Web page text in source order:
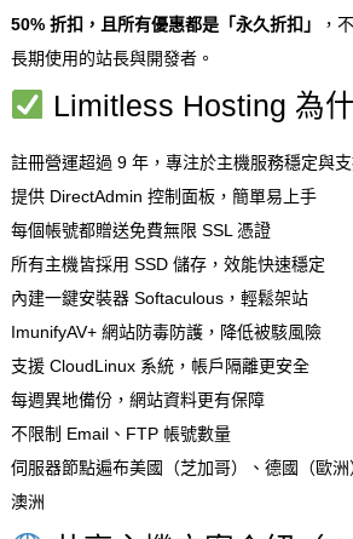
50% 折扣，且所有優惠都是「永久折扣」
，
長期使用的站長與開發者。
Limitless Hosting 為
註冊營運超過 9 年，專注於主機服務穩定與
提供 DirectAdmin 控制面板，簡單易上手
每個帳號都贈送免費無限 SSL 憑證
所有主機皆採用 SSD 儲存，效能快速穩定
內建一鍵安裝器 Softaculous，輕鬆架站
ImunifyAV+ 網站防毒防護，降低被駭風險
支援 CloudLinux 系統，帳戶隔離更安全
每週異地備份，網站資料更有保障
不限制 Email、FTP 帳號數量
伺服器節點遍布美國（芝加哥）、德國（歐洲
澳洲